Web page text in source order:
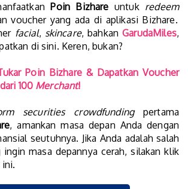
Poin Bizhare untuk redeem
voucher yang ada di aplikasi Bizhare.
facial, skincare, bahkanGarudaMiles,
di sini. Keren, bukan?
Poin Bizhare & Dapatkan Voucher
100 Merchant!
securities crowdfundingpertama
, amankan masa depan Anda dengan
seutuhnya. Jika Anda adalah salah
masa depannya cerah, silakan klik